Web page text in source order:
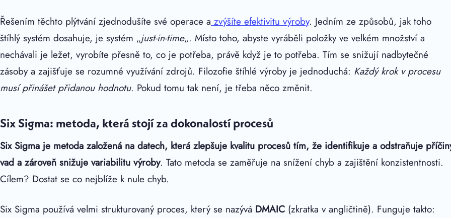
Řešením těchto plýtvání zjednodušíte své operace a zvýšíte efektivitu výroby. Jedním ze způsobů, jak toho
štíhlý systém dosahuje, je systém „just-in-time„. Místo toho, abyste vyráběli položky ve velkém množství a
nechávali je ležet, vyrobíte přesně to, co je potřeba, právě když je to potřeba. Tím se snižují nadbytečné
zásoby a zajišťuje se rozumné využívání zdrojů. Filozofie štíhlé výroby je jednoduchá: Každý krok v procesu
musí přinášet přidanou hodnotu. Pokud tomu tak není, je třeba něco změnit.
Six Sigma: metoda, která stojí za dokonalostí procesů
Six Sigma je metoda založená na datech, která zlepšuje kvalitu procesů tím, že identifikuje a odstraňuje
vad a zároveň snižuje variabilitu výroby. Tato metoda se zaměřuje na snížení chyb a zajištění konzistentnosti.
Cílem? Dostat se co nejblíže k nule chyb.
Six Sigma používá velmi strukturovaný proces, který se nazývá DMAIC (zkratka v angličtině). Funguje takto: